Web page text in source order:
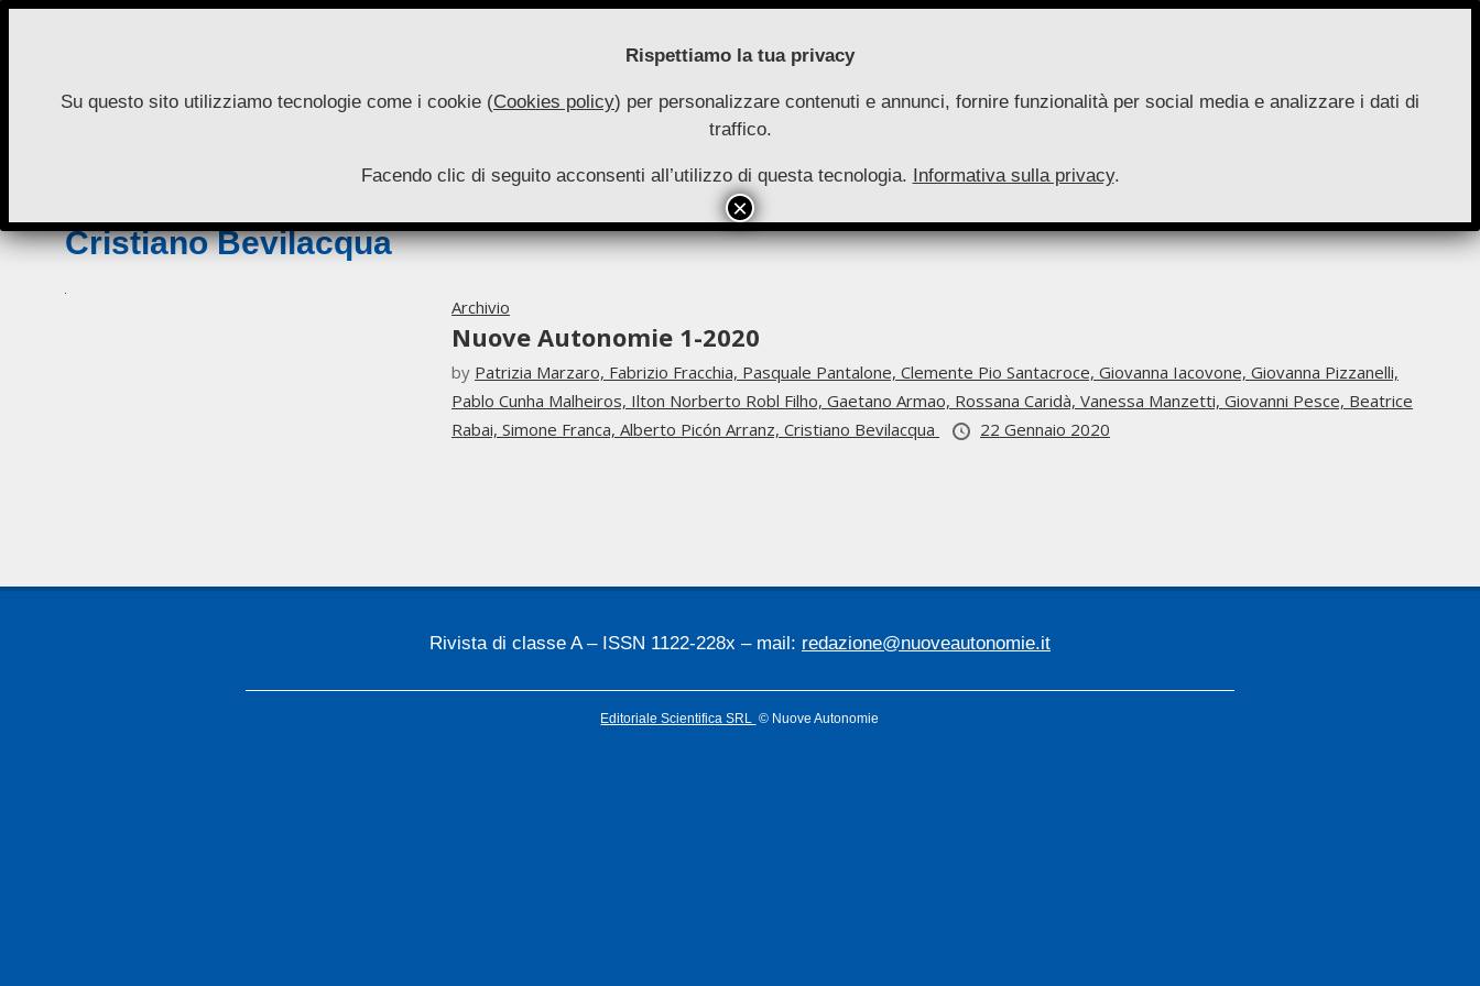
Skip
Autonomie
Primary
Navigation
COLLANA ARCHIVIO
Cristiano Bevilacqua
Archivio
Nuove Autonomie 1-2020
by Patrizia Marzaro, Fabrizio Fracchia, Pasquale Pantalone,Clemente Pio Santacroce,Giovanna Iacovone,Giovanna Pizzanelli,
Pablo Cunha Malheiros, Ilton Norberto Robl Filho,Gaetano Armao, Rossana Caridà,Vanessa Manzetti,Giovanni Pesce, Beatrice
Rabai,Simone Franca,Alberto Picón Arranz,Cristiano Bevilacqua 22 Gennaio 2020
Rivista di classe A – ISSN 1122-228x – mail: redazione@nuoveautonomie.it
Editoriale Scientifica SRL © Nuove Autonomie
Rispettiamo la tua privacy
Su questo sito utilizziamo tecnologie come i cookie (Cookies policy) per personalizzare contenuti e annunci, fornire funzionalità per social media e analizzare i dati di
traffico.
Facendo clic di seguito acconsenti all’utilizzo di questa tecnologia. Informativa sulla privacy.